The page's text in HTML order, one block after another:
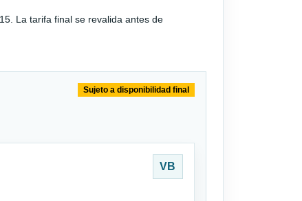
La tarifa final se revalida antes de
Sujeto a disponibilidad final
VB